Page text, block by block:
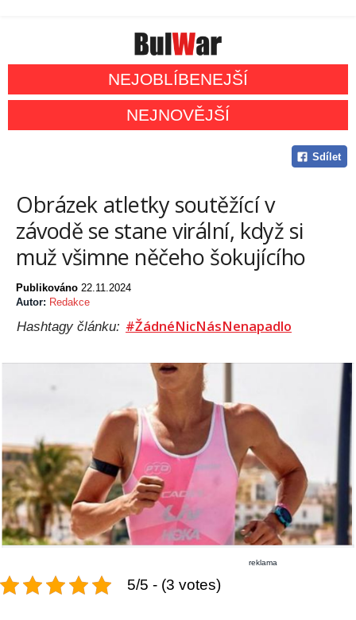
NEJOBLÍBENEJŠÍ
NEJNOVĚJŠÍ
Sdílet
Obrázek atletky soutěžící v
závodě se stane virální, když si
muž všimne něčeho šokujícího
Publikováno 22.11.2024
Autor: Redakce
Hashtagy článku: #ŽádnéNicNásNenapadlo
reklama
5/5 - (3 votes)